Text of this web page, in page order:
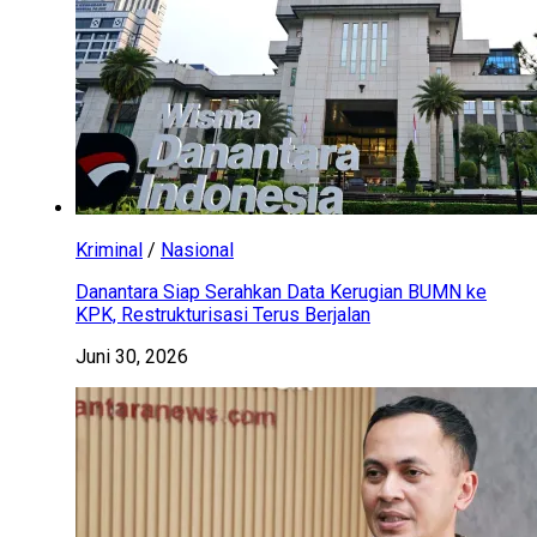
Kriminal / Nasional
Danantara Siap Serahkan Data Kerugian BUMN ke
KPK, Restrukturisasi Terus Berjalan
Juni 30, 2026